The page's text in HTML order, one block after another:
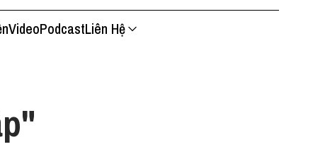
VideoPodcastLiên Hệ